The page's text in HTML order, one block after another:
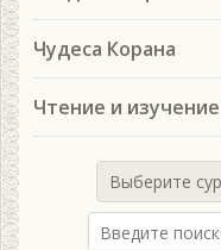
Чудеса Корана
Чтение и
Выберите